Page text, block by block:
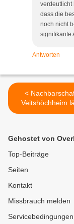
verdeutlicht
dass die
noch nicht
signifikante
Antworten
< Nachbarschaftshilfe
Veitshöchheim
Vortrag „Zukunft
Gehostet von
Top-Beiträge
Seiten
Kontakt
Missbrauch melden
Servicebedingungen